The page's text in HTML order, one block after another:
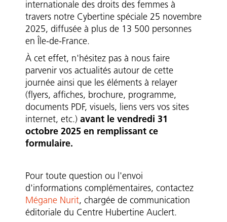
internationale des droits des femmes à
travers notre Cybertine spéciale 25 novembre
2025, diffusée à plus de 13 500 personnes
en Île-de-France.
À cet effet, n'hésitez pas à nous faire
parvenir vos actualités autour de cette
journée ainsi que les éléments à relayer
(flyers, affiches, brochure, programme,
documents PDF, visuels, liens vers vos sites
internet, etc.) avant le vendredi 31
octobre 2025 en remplissant ce
formulaire.
Blocs
Pour toute question ou l'envoi
d'informations complémentaires, contactez
Mégane Nurit, chargée de communication
éditoriale du Centre Hubertine Auclert.